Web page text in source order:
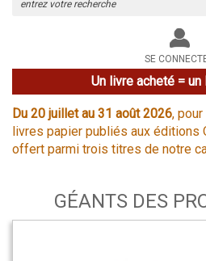
le
site
SE
Un livre acheté =
Du 20 juillet au 31 août 2026,
livres papier publiés aux éditions
offert parmi trois titres de notre
GÉANTS DES